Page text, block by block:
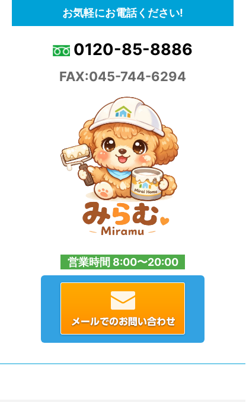
お気軽にお電話ください!
0120-85-8886
FAX:045-744-6294
営業時間 8:00〜20:00